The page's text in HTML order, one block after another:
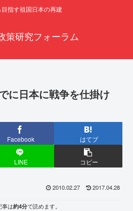
指す祖国日本の再建
策研究フォーラム
に日本に戦争を仕掛け
Facebook はてブ
LINE コピー
2010.02.27 2017.04.28
事は約4分で読めます。